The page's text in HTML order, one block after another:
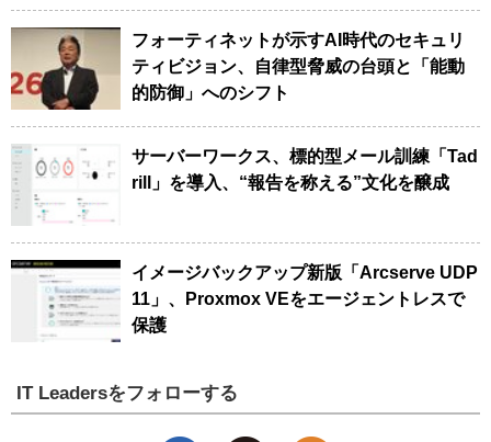
フォーティネットが示すAI時代のセキュリ
ティビジョン、自律型脅威の台頭と「能動
的防御」へのシフト
サーバーワークス、標的型メール訓練「Tad
rill」を導入、“報告を称える”文化を醸成
イメージバックアップ新版「Arcserve UDP
11」、Proxmox VEをエージェントレスで
保護
IT Leadersをフォローする